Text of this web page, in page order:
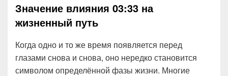
Значение влияния 03:33 на
жизненный путь
Когда одно и то же время появляется перед
глазами снова и снова, оно нередко становится
символом определённой фазы жизни. Многие